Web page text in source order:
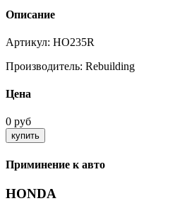
Описание
Артикул: HO235R
Производитель: Rebuilding
Цена
0 руб
Приминение к авто
HONDA